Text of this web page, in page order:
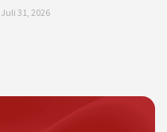
Juli 31, 2026